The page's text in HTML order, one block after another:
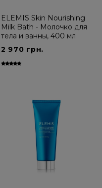
ELEMIS Skin Nourishing
Milk Bath - Молочко для
тела и ванны, 400 мл
2 970 грн.